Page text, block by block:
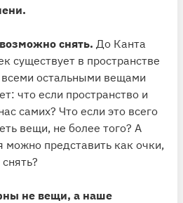
снять. До Канта
существует в пространстве
остальными вещами
что если пространство и
самих? Что если это всего
вещи, не более того? А
можно представить как очки,
не вещи, а наше